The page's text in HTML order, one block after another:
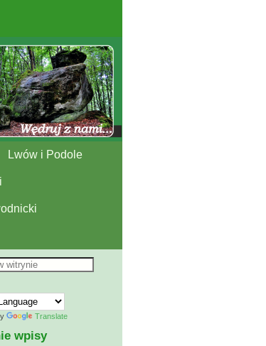
Lwów i Podole
Translate
wpisy